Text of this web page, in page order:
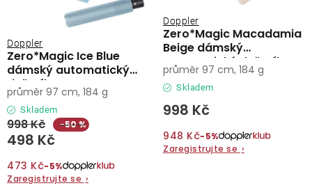
Zero*Magic Ice Blue
dámský automatický
deštník
Doppler
Skladem
498 Kč
998 Kč −50 %
473 Kč−5%
Zaregistrujte se ›
průměr 97 cm, 184 g
Zero*Magic Macadamia
Beige dámský
automatický deštník
Doppler
Skladem
998 Kč
948 Kč−5%
Zaregistrujte se ›
průměr 97 cm, 184 g